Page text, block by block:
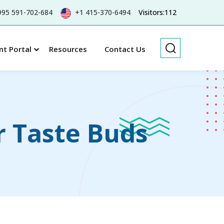
591-702-684 +1 415-370-6494 Visitors:112
Portal Resources Contact Us
Buds